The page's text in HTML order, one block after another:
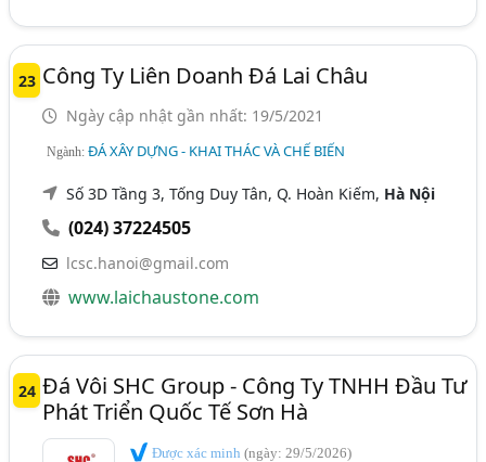
23 Công Ty Liên Doanh Đá Lai Châu
Ngày cập nhật gần nhất: 19/5/2021
Ngành:ĐÁ XÂY DỰNG - KHAI THÁC VÀ CHẾ BIẾN
Số 3D Tầng 3, Tống Duy Tân, Q. Hoàn Kiếm, Hà Nội
(024) 37224505
lcsc.hanoi@gmail.com
www.laichaustone.com
24 Đá Vôi SHC Group - Công Ty TNHH Đầu Tư
Phát Triển Quốc Tế Sơn Hà
Được xác minh(ngày: 29/5/2026)